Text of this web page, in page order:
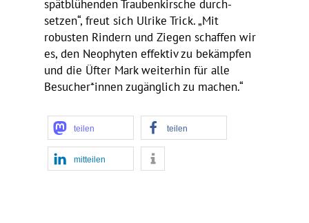
spät­blü­henden Trau­ben­kir­sche durch­
setzen“, freut sich Ulrike Trick. „Mit
robusten Rindern und Ziegen schaffen wir
es, den Neophyten effektiv zu bekämpfen
und die Üfter Mark weiterhin für alle
Besucher*innen zugäng­lich zu machen.“
teilen teilen
mitteilen